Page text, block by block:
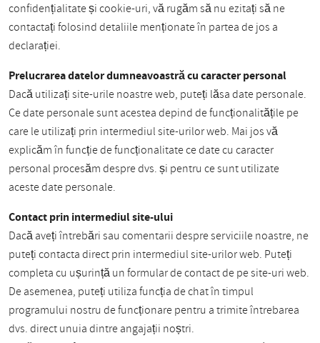
confidențialitate și cookie-uri, vă rugăm să nu ezitați să ne
contactați folosind detaliile menționate în partea de jos a
declarației.
Prelucrarea datelor dumneavoastră cu caracter personal
Dacă utilizați site-urile noastre web, puteți lăsa date personale.
Ce date personale sunt acestea depind de funcționalitățile pe
care le utilizați prin intermediul site-urilor web. Mai jos vă
explicăm în funcție de funcționalitate ce date cu caracter
personal procesăm despre dvs. și pentru ce sunt utilizate
aceste date personale.
Contact prin intermediul site-ului
Dacă aveți întrebări sau comentarii despre serviciile noastre, ne
puteți contacta direct prin intermediul site-urilor web. Puteți
completa cu ușurință un formular de contact de pe site-uri web.
De asemenea, puteți utiliza funcția de chat în timpul
programului nostru de funcționare pentru a trimite întrebarea
dvs. direct unuia dintre angajații noștri.